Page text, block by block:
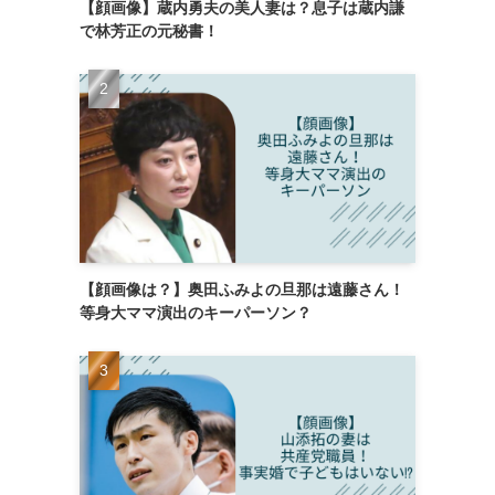
【顔画像】蔵内勇夫の美人妻は？息子は蔵内謙
で林芳正の元秘書！
【顔画像は？】奥田ふみよの旦那は遠藤さん！
等身大ママ演出のキーパーソン？